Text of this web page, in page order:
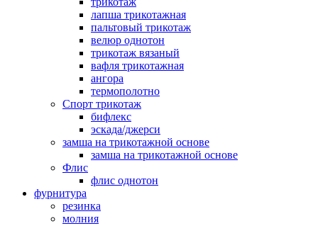
лапша трикотажная
пальтовый трикотаж
велюр однотон
трикотаж вязаный
вафля трикотажная
ангора
термополотно
Спорт трикотаж
бифлекс
эскада/джерси
замша на трикотажной основе
замша на трикотажной основе
Флис
флис однотон
фурнитура
резинка
молния